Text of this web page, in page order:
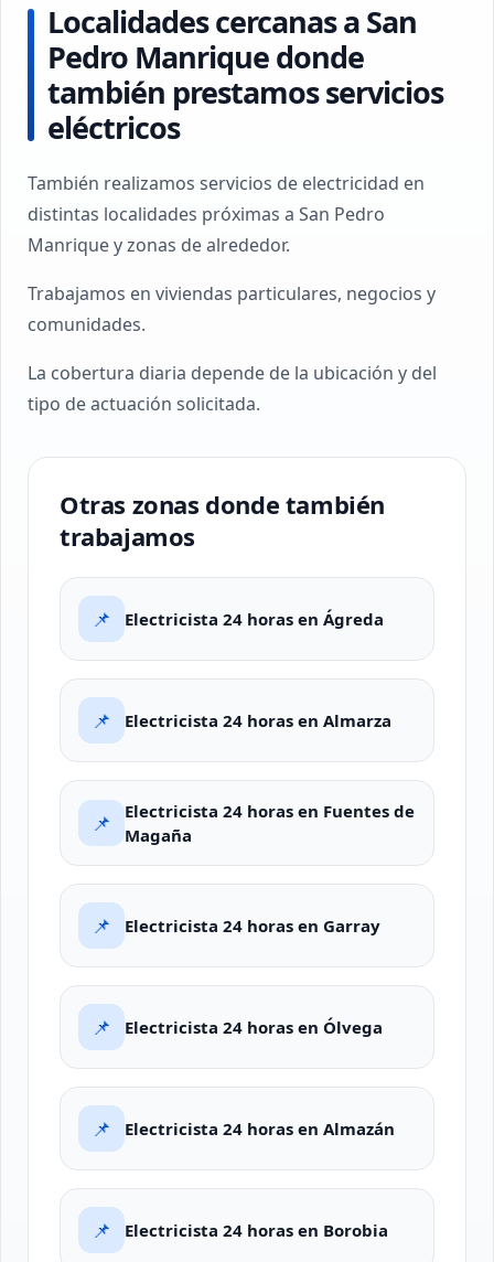
Localidades cercanas a San
Pedro Manrique donde
también prestamos servicios
eléctricos
También realizamos servicios de electricidad en
distintas localidades próximas a San Pedro
Manrique y zonas de alrededor.
Trabajamos en viviendas particulares, negocios y
comunidades.
La cobertura diaria depende de la ubicación y del
tipo de actuación solicitada.
Otras zonas donde también
trabajamos
📌 Electricista 24 horas en Ágreda
📌 Electricista 24 horas en Almarza
📌
Electricista 24 horas en Fuentes de
Magaña
📌 Electricista 24 horas en Garray
📌 Electricista 24 horas en Ólvega
📌 Electricista 24 horas en Almazán
📌 Electricista 24 horas en Borobia